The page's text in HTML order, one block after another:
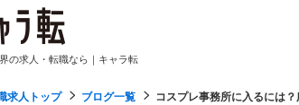
の求人・転職なら｜キャラ転
求人トップ ブログ一覧 コスプレ事務所に入るには